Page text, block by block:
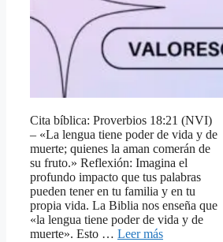
Cita bíblica: Proverbios 18:21 (NVI)
– «La lengua tiene poder de vida y de
muerte; quienes la aman comerán de
su fruto.» Reflexión: Imagina el
profundo impacto que tus palabras
pueden tener en tu familia y en tu
propia vida. La Biblia nos enseña que
«la lengua tiene poder de vida y de
muerte». Esto … Leer más